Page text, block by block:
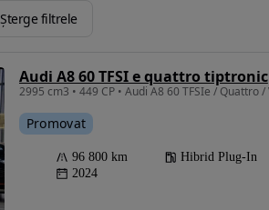
Șterge filtrele
Audi A8 60 TFSI e quattro tiptronic
Promovat
96 800 km
Hibrid Plug-In
2024